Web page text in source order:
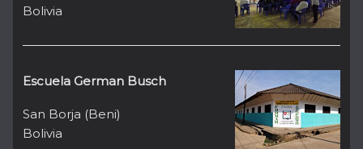
Bolivia
Escuela German Busch
San Borja (Beni)
Bolivia